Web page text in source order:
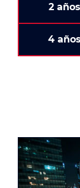
2 años
4 años